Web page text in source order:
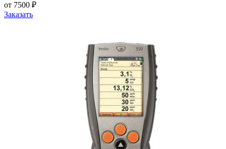
от 7500 ₽
Заказать